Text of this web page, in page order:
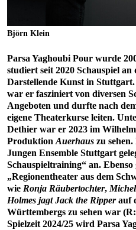
Björn Klein
Parsa Yaghoubi Pour wurde
studiert seit 2020 Schauspiel
Darstellende Kunst in
war er fasziniert von diversen
Angeboten und durfte nach
eigene Theaterkurse leiten.
Dethier war er 2023 im
Produktion Auerhaus zu
Jungen Ensemble Stuttgart
Schauspieltraining“ an. Ebenso
„Regionentheater aus dem
wie Ronja Räubertochter,
Holmes jagt Jack the Ripperauf
Württembergs zu sehen war
Spielzeit 2024/25 wird Parsa